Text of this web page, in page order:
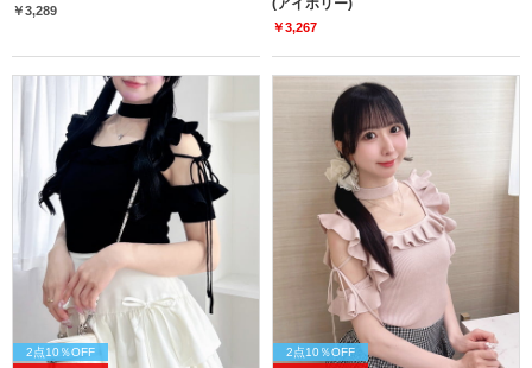
￥3,289
(アイボリー)
￥3,267
2点10％OFF 2点10％OFF